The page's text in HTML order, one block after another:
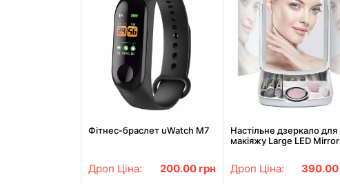
Фітнес-браслет uWatch M7
Дроп Ціна: 200.00 грн
Настільне дзеркало для
макіяжу Large LED Mirror
Дроп Ціна: 390.00